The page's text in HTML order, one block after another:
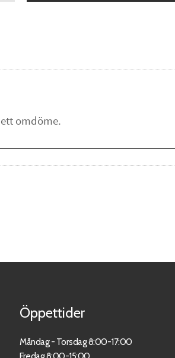
Öppettider
Måndag - Torsdag 8:00-17:00